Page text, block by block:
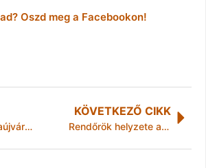
Oszd meg a Facebookon!
Elfogták a tiszaújvárosi betörőket
KÖVETKEZŐ CIKK
Rendőrök helyzete a határon